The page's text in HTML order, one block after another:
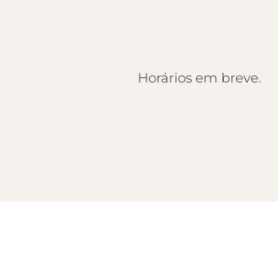
Horários em breve.